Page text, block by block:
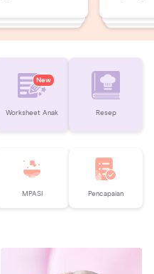
New
Worksheet Anak Resep
MPASI Pencapaian